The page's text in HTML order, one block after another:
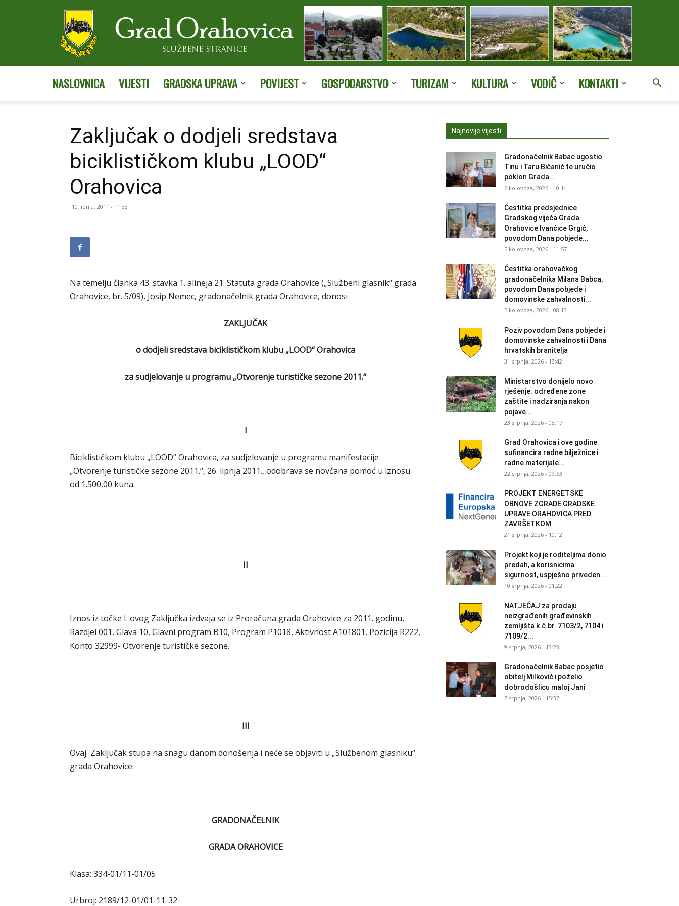
Orahovice
NASLOVNICA VIJESTI GRADSKA UPRAVA POVIJEST GOSPODARSTVO TURIZAM KULTURA VODIČ KONTAKTI
Zaključak o dodjeli sredstava
biciklističkom klubu „LOOD“
Orahovica
10 lipnja, 2011 - 11:33
Na temelju članka 43. stavka 1. alineja 21. Statuta grada Orahovice („Službeni glasnik“ grada
Orahovice, br. 5/09), Josip Nemec, gradonačelnik grada Orahovice, donosi
ZAKLJUČAK
o dodjeli sredstava biciklističkom klubu „LOOD“ Orahovica
za sudjelovanje u programu „Otvorenje turističke sezone 2011.“
I
Biciklističkom klubu „LOOD“ Orahovica, za sudjelovanje u programu manifestacije
„Otvorenje turističke sezone 2011.“, 26. lipnja 2011., odobrava se novčana pomoć u iznosu
od 1.500,00 kuna.
II
Iznos iz točke I. ovog Zaključka izdvaja se iz Proračuna grada Orahovice za 2011. godinu,
Razdjel 001, Glava 10, Glavni program B10, Program P1018, Aktivnost A101801, Pozicija R222,
Konto 32999- Otvorenje turističke sezone.
III
Ovaj Zaključak stupa na snagu danom donošenja i neće se objaviti u „Službenom glasniku“
grada Orahovice.
GRADONAČELNIK
GRADA ORAHOVICE
Klasa: 334-01/11-01/05
Urbroj: 2189/12-01/01-11-32
Najnovije vijesti
Gradonačelnik Babac ugostio
Tinu i Taru Bičanić te uručio
poklon Grada...
6 kolovoza, 2026 - 10:14
Čestitka predsjednice
Gradskog vijeća Grada
Orahovice Ivančice Grgić,
povodom Dana pobjede...
5 kolovoza, 2026 - 11:57
Čestitka orahovačkog
gradonačelnika Milana Babca,
povodom Dana pobjede i
domovinske zahvalnosti...
5 kolovoza, 2026 - 08:13
Poziv povodom Dana pobjede i
domovinske zahvalnosti i Dana
hrvatskih branitelja
31 srpnja, 2026 - 13:42
Ministarstvo donijelo novo
rješenje: određene zone
zaštite i nadziranja nakon
pojave...
23 srpnja, 2026 - 08:17
Grad Orahovica i ove godine
sufinancira radne bilježnice i
radne materijale...
22 srpnja, 2026 - 09:53
PROJEKT ENERGETSKE
OBNOVE ZGRADE GRADSKE
UPRAVE ORAHOVICA PRED
ZAVRŠETKOM
21 srpnja, 2026 - 10:12
Projekt koji je roditeljima donio
predah, a korisnicima
sigurnost, uspješno priveden...
10 srpnja, 2026 - 01:22
NATJEČAJ za prodaju
neizgrađenih građevinskih
zemljišta k.č.br. 7103/2, 7104 i
7109/2...
9 srpnja, 2026 - 13:23
Gradonačelnik Babac posjetio
obitelj Milković i poželio
dobrodošlicu maloj Jani
7 srpnja, 2026 - 15:37